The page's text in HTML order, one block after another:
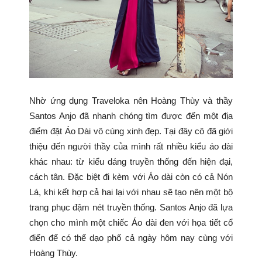
Nhờ ứng dụng Traveloka nên Hoàng Thùy và thầy
Santos Anjo đã nhanh chóng tìm được đến một địa
điểm đặt Áo Dài vô cùng xinh đẹp. Tại đây cô đã giới
thiệu đến người thầy của mình rất nhiều kiểu áo dài
khác nhau: từ kiểu dáng truyền thống đến hiện đại,
cách tân. Đặc biệt đi kèm với Áo dài còn có cả Nón
Lá, khi kết hợp cả hai lại với nhau sẽ tạo nên một bộ
trang phục đậm nét truyền thống. Santos Anjo đã lựa
chọn cho mình một chiếc Áo dài đen với họa tiết cổ
điển để có thể dạo phố cả ngày hôm nay cùng với
Hoàng Thùy.